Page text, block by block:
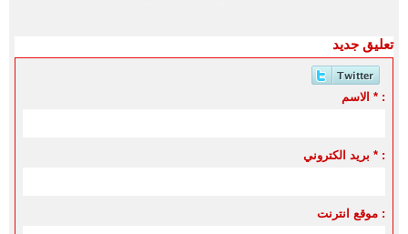
تعليق جديد
الاسم * :
بريد الكتروني * :
موقع انترنت :